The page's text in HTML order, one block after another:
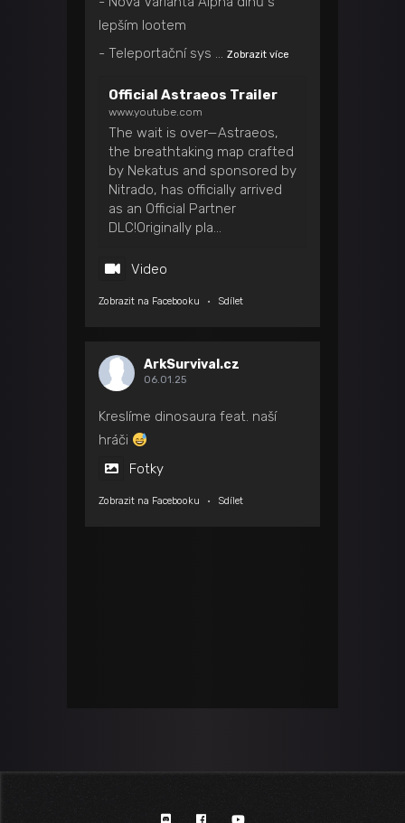
lepším lootem
- Teleportační sys ... Zobrazit více
Official Astraeos Trailer
www.youtube.com
The wait is over—Astraeos,
the breathtaking map crafted
by Nekatus and sponsored by
Nitrado, has officially arrived
as an Official Partner
DLC!Originally pla...
Video
Zobrazit na Facebooku · Sdílet
ArkSurvival.cz
06.01.25
Kreslíme dinosaura feat. naší
hráči
Fotky
Zobrazit na Facebooku · Sdílet